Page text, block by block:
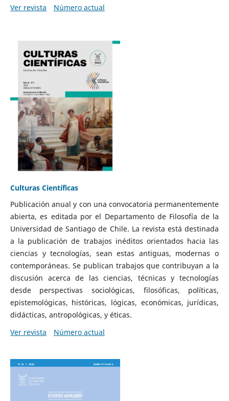
Ver revista
Número actual
Culturas Científicas
Publicación anual y con una convocatoria permanentemente
abierta, es editada por el Departamento de Filosofía de la
Universidad de Santiago de Chile. La revista está destinada
a la publicación de trabajos inéditos orientados hacia las
ciencias y tecnologías, sean estas antiguas, modernas o
contemporáneas. Se publican trabajos que contribuyan a la
discusión acerca de las ciencias, técnicas y tecnologías
desde perspectivas sociológicas, filosóficas, políticas,
epistemológicas, históricas, lógicas, económicas, jurídicas,
didácticas, antropológicas, y éticas.
Ver revista
Número actual